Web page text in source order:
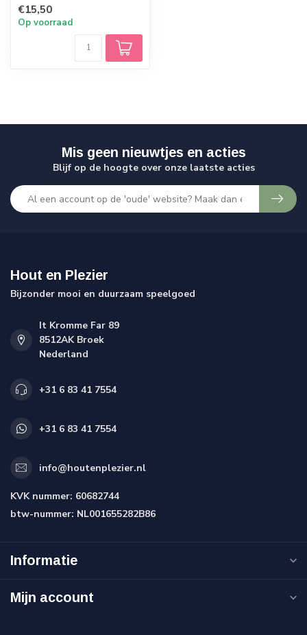
€15,50
Op voorraad
Mis geen nieuwtjes en acties
Blijf op de hoogte over onze laatste acties
Hout en Plezier
Bijzonder mooi en duurzaam speelgoed
It Kromme Far 89
8512AK Broek
Nederland
+31 6 83 41 7554
+31 6 83 41 7554
info@houtenplezier.nl
KVK nummer: 60682744
btw-nummer: NL001655282B86
Informatie
Mijn account